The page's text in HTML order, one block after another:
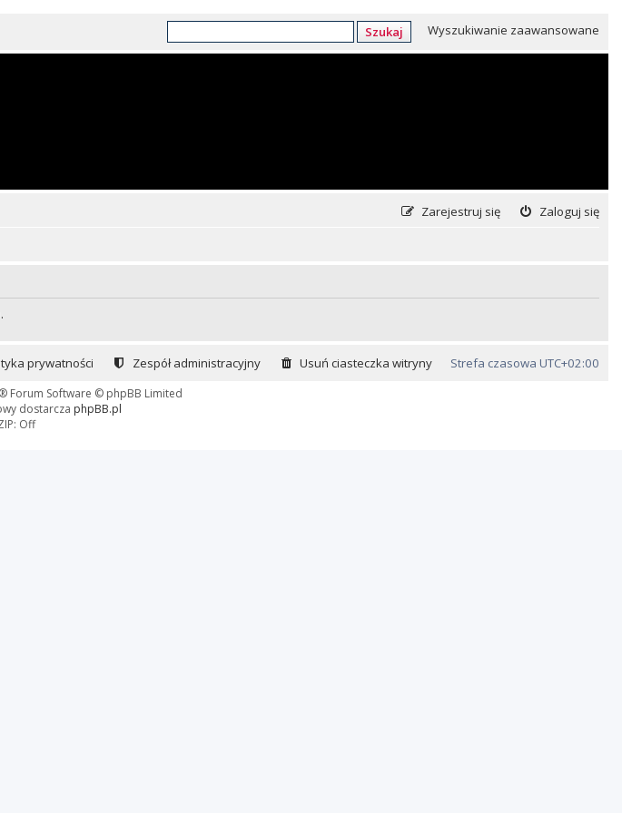
Szukaj Wyszukiwanie zaawansowane
Zaloguj się
Zarejestruj się
Strefa czasowa UTC+02:00
Usuń ciasteczka witryny
Zespół administracyjny
prywatności
® Forum Software © phpBB Limited
dostarcza phpBB.pl
Off